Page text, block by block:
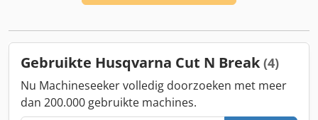
Gebruikte Husqvarna Cut N Break (4)
Nu Machineseeker volledig doorzoeken met meer
dan 200.000 gebruikte machines.